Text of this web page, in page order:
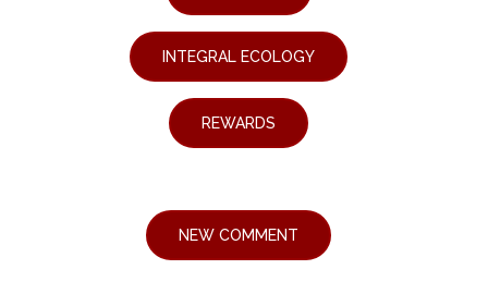
INTEGRAL ECOLOGY
REWARDS
NEW COMMENT